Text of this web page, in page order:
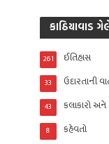
કાઠિયાવાડ
ઈતિહાસ
261
ઉદારતાની
33
કલાકારો
43
કહેવતો
8